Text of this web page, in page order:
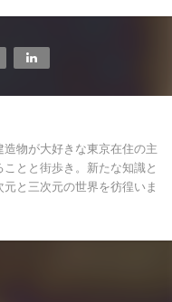
物が大好きな東京在住の主
とと街歩き。新たな知識と
と三次元の世界を彷徨いま